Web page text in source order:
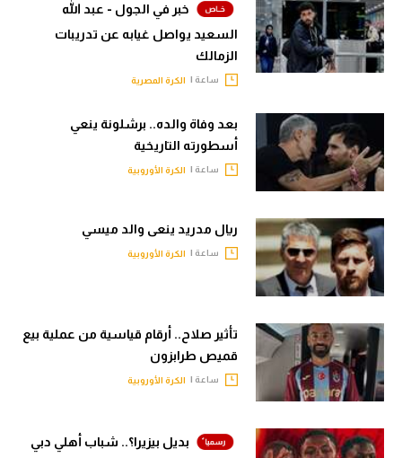
خبر في الجول - عبد الله
السعيد يواصل غيابه عن تدريبات
الزمالك
ساعة | الكرة المصرية
بعد وفاة والده.. برشلونة ينعي
أسطورته التاريخية
ساعة | الكرة الأوروبية
ريال مدريد ينعى والد ميسي
ساعة | الكرة الأوروبية
تأثير صلاح.. أرقام قياسية من عملية بيع
قميص طرابزون
ساعة | الكرة الأوروبية
بديل بيزيرا؟.. شباب أهلي دبي